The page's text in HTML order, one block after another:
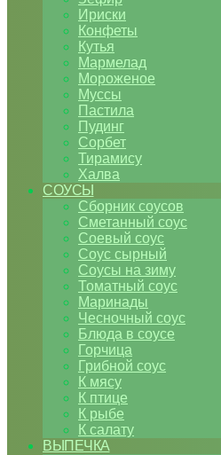
Ириски
Конфеты
Кутья
Мармелад
Мороженое
Муссы
Пастила
Пудинг
Сорбет
Тирамису
Халва
СОУСЫ
Сборник соусов
Сметанный соус
Соевый соус
Соус сырный
Соусы на зиму
Томатный соус
Маринады
Чесночный соус
Блюда в соусе
Горчица
Грибной соус
К мясу
К птице
К рыбе
К салату
ВЫПЕЧКА